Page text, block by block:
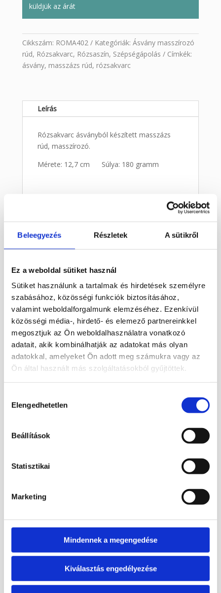
Beleegyezés Részletek A sütikről
Ez a weboldal sütiket használ
Sütiket használunk a tartalmak és hirdetések személyre
szabásához, közösségi funkciók biztosításához,
valamint weboldalforgalmunk elemzéséhez. Ezenkívül
közösségi média-, hirdető- és elemező partnereinkkel
megosztjuk az Ön weboldalhasználatra vonatkozó
adatait, akik kombinálhatják az adatokat más olyan
adatokkal, amelyeket Ön adott meg számukra vagy az
Ön által használt más szolgáltatásokból gyűjtöttek.
kiválasztása
Elengedhetetlen
Beállítások
Statisztikai
Marketing
Mindennek a megengedése
Kiválasztás engedélyezése
küldjük az árát
Cikkszám: ROMA402 Kategóriák: Ásvány masszírozó
rúd, Rózsakvarc, Rózsaszín, Szépségápolás
Címkék:
ásvány, masszázs rúd, rózsakvarc
Leírás
Rózsakvarc ásványból készített masszázs
rúd, masszírozó.
Mérete: 12,7 cm Súlya: 180 gramm
Kapcsolódó termékek
Érdekelhetnek még…
ELFOGYOTT
Akció!
2 200
Ft Original
price
was:
2
200 Ft.
1 760 FtCurrent
price
is:
1
760 Ft.
Bővebb információ
Tovább
olvasom
ELFOGYOTT
Akció!
2 490
Original
price
was:
2
490 Ft.
1 992 FtCurrent
price
is:
1
992 Ft.
Bővebb információ
Tovább
olvasom
Akció!
2 900
teszem
Érdekelhetnek még…
Kapcsolódó termékek